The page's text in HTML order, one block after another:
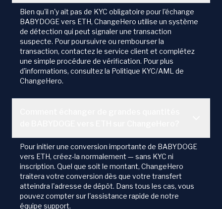
Bien qu'il n'y ait pas de KYC obligatoire pour l'échange
BABYDOGE vers ETH, ChangeHero utilise un système
de détection qui peut signaler une transaction
suspecte. Pour poursuivre ou rembourser la
transaction, contactez le service client et complétez
une simple procédure de vérification. Pour plus
d'informations, consultez la Politique KYC/AML de
ChangeHero.
Pour initier une conversion importante de BABYDOGE
vers ETH, créez-la normalement — sans KYC ni
inscription. Quel que soit le montant, ChangeHero
traitera votre conversion dès que votre transfert
atteindra l'adresse de dépôt. Dans tous les cas, vous
pouvez compter sur l'assistance rapide de notre
équipe support.